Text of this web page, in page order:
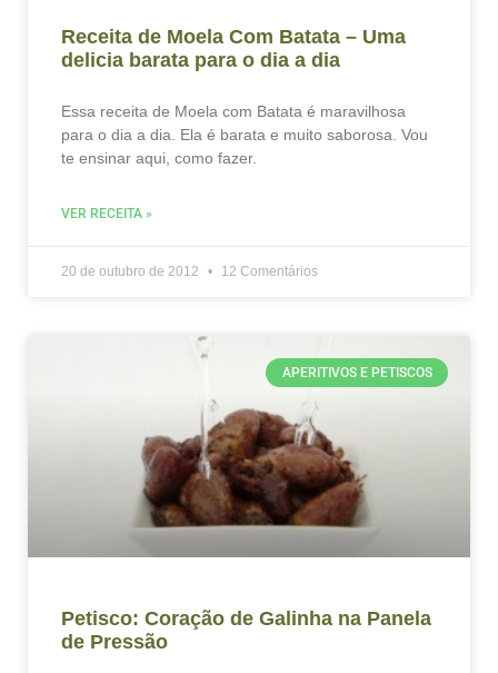
Receita de Moela Com Batata – Uma
delicia barata para o dia a dia
Essa receita de Moela com Batata é maravilhosa
para o dia a dia. Ela é barata e muito saborosa. Vou
te ensinar aqui, como fazer.
VER RECEITA »
20 de outubro de 2012 12 Comentários
APERITIVOS E PETISCOS
Petisco: Coração de Galinha na Panela
de Pressão